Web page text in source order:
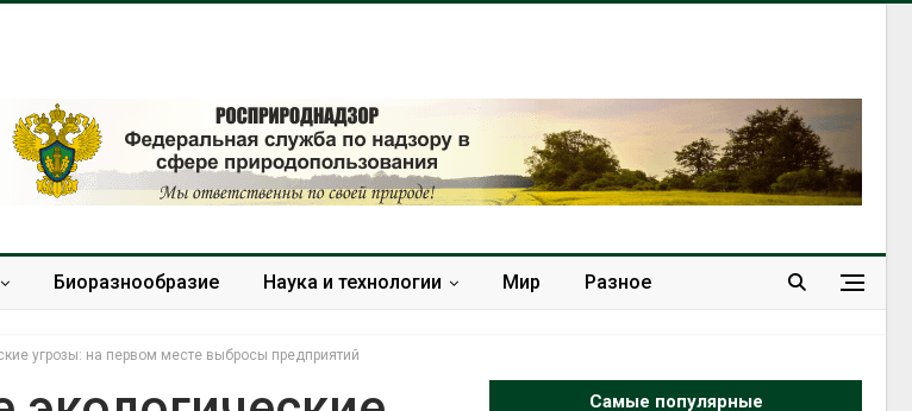
Биоразнообразие Наука и технологии Мир Разное
угрозы: на первом месте выбросы предприятий
Самые популярные